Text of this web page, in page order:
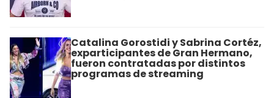
Catalina Gorostidi y Sabrina Cortéz,
exparticipantes de Gran Hermano,
fueron contratadas por distintos
programas de streaming